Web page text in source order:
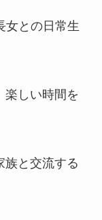
女との日常生
楽しい時間を
族と交流する